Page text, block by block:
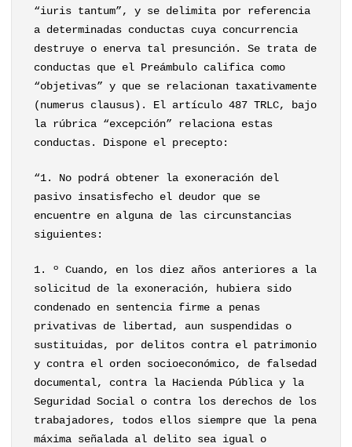
“iuris tantum”, y se delimita por referencia
a determinadas conductas cuya concurrencia
destruye o enerva tal presunción. Se trata de
conductas que el Preámbulo califica como
“objetivas” y que se relacionan taxativamente
(numerus clausus). El artículo 487 TRLC, bajo
la rúbrica “excepción” relaciona estas
conductas. Dispone el precepto:
“1. No podrá obtener la exoneración del
pasivo insatisfecho el deudor que se
encuentre en alguna de las circunstancias
siguientes:
1. º Cuando, en los diez años anteriores a la
solicitud de la exoneración, hubiera sido
condenado en sentencia firme a penas
privativas de libertad, aun suspendidas o
sustituidas, por delitos contra el patrimonio
y contra el orden socioeconómico, de falsedad
documental, contra la Hacienda Pública y la
Seguridad Social o contra los derechos de los
trabajadores, todos ellos siempre que la pena
máxima señalada al delito sea igual o